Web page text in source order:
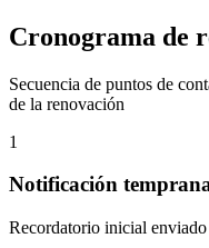
Cronograma de
Secuencia de puntos de
de la renovación
1
Notificación
Recordatorio inicial